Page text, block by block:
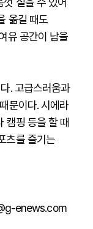
옮길 때도
유 공간이 남을
. 고급스러움과
문이다. 시에라
캠핑 등을 할 때
츠를 즐기는
enews.com